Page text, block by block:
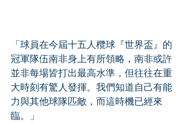
「球員在今屆十五人欖球『世界盃』的
冠軍隊伍南非身上有所領略，南非或許
並非每場皆打出最高水準，但往往在重
大時刻有驚人發揮。我們知道自己有能
力與其他球隊匹敵，而這時機已經來
臨。」